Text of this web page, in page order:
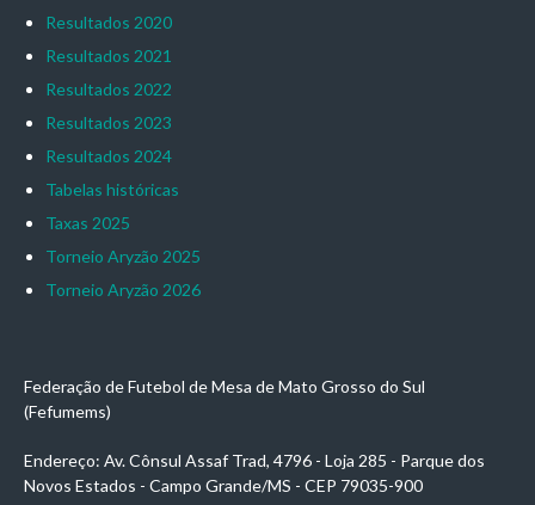
Resultados 2020
Resultados 2021
Resultados 2022
Resultados 2023
Resultados 2024
Tabelas históricas
Taxas 2025
Torneio Aryzão 2025
Torneio Aryzão 2026
Federação de Futebol de Mesa de Mato Grosso do Sul
(Fefumems)
Endereço: Av. Cônsul Assaf Trad, 4796 - Loja 285 - Parque dos
Novos Estados - Campo Grande/MS - CEP 79035-900